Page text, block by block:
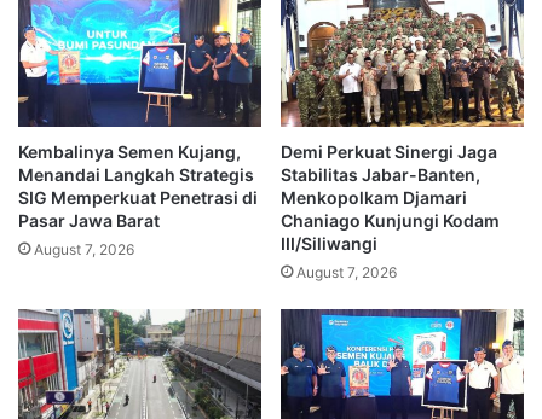
Kembalinya Semen Kujang,
Menandai Langkah Strategis
SIG Memperkuat Penetrasi di
Pasar Jawa Barat
August 7, 2026
Demi Perkuat Sinergi Jaga
Stabilitas Jabar-Banten,
Menkopolkam Djamari
Chaniago Kunjungi Kodam
III/Siliwangi
August 7, 2026